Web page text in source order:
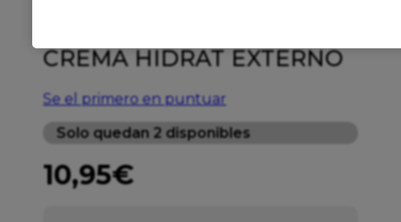
CREMA HIDRAT EXTERNO
Se el primero en puntuar
Solo quedan 2 disponibles
10,95€